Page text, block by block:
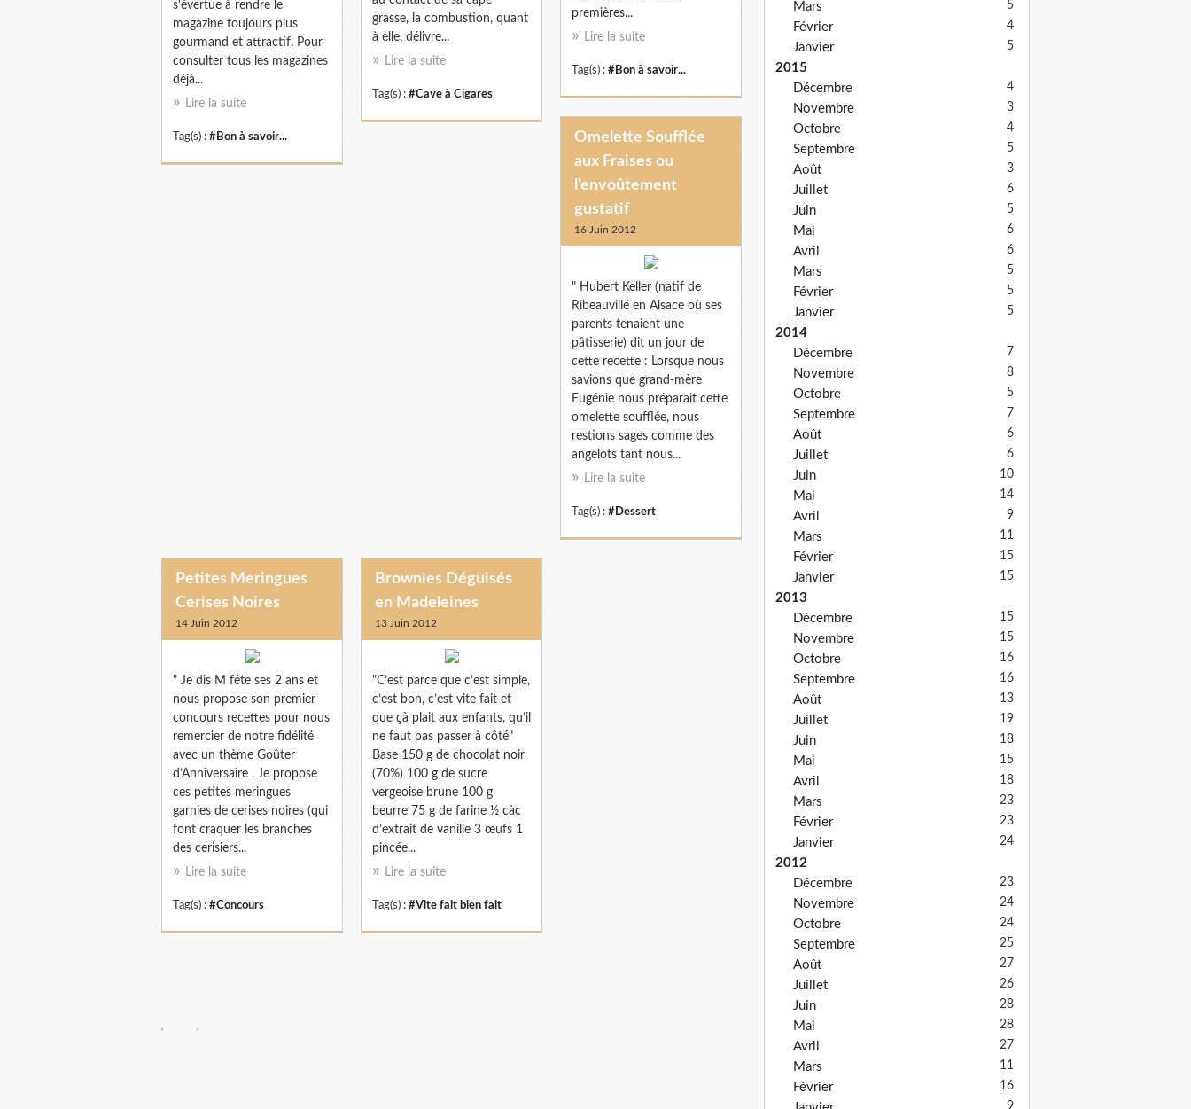
s'évertue à rendre le
magazine toujours plus
gourmand et attractif. Pour
consulter tous les magazines
déjà...
Lire la suite
Tag(s) : #Bon à savoir...
grasse, la combustion, quant
à elle, délivre...
Lire la suite
Tag(s) : #Cave à Cigares
premières...
Lire la suite
Tag(s) : #Bon à savoir...
Omelette Soufflée
aux Fraises ou
l’envoûtement
gustatif
16 Juin 2012
" Hubert Keller (natif de
Ribeauvillé en Alsace où ses
parents tenaient une
pâtisserie) dit un jour de
cette recette : Lorsque nous
savions que grand-mère
Eugénie nous préparait cette
omelette soufflée, nous
restions sages comme des
angelots tant nous...
Lire la suite
Tag(s) : #Dessert
Petites Meringues
Cerises Noires
14 Juin 2012
" Je dis M fête ses 2 ans et
nous propose son premier
concours recettes pour nous
remercier de notre fidélité
avec un thème Goûter
d’Anniversaire . Je propose
ces petites meringues
garnies de cerises noires (qui
font craquer les branches
des cerisiers...
Lire la suite
Tag(s) : #Concours
Brownies Déguisés
en Madeleines
13 Juin 2012
"C’est parce que c’est simple,
c’est bon, c’est vite fait et
que çà plait aux enfants, qu’il
ne faut pas passer à côté"
Base 150 g de chocolat noir
(70%) 100 g de sucre
vergeoise brune 100 g
beurre 75 g de farine ½ càc
d’extrait de vanille 3 œufs 1
pincée...
Lire la suite
Tag(s) : #Vite fait bien fait
Mars 5
Février 4
Janvier 5
2015
Décembre
4
Novembre 3
Octobre 4
Septembre 5
Août 3
Juillet 6
Juin 5
Mai 6
Avril 6
Mars 5
Février 5
Janvier 5
2014
Décembre
7
Novembre 8
Octobre 5
Septembre 7
Août 6
Juillet 6
Juin 10
Mai 14
Avril 9
Mars 11
Février 15
Janvier 15
2013
Décembre
15
Novembre 15
Octobre 16
Septembre 16
Août 13
Juillet 19
Juin 18
Mai 15
Avril 18
Mars 23
Février 23
Janvier 24
2012
Décembre
23
Novembre 24
Octobre 24
Septembre 25
Août 27
Juillet 26
Juin 28
Mai 28
Avril 27
Mars 11
Février 16